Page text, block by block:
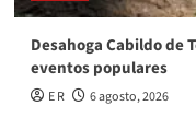
Desahoga Cabildo de
eventos populares
E R 6 agosto, 2026